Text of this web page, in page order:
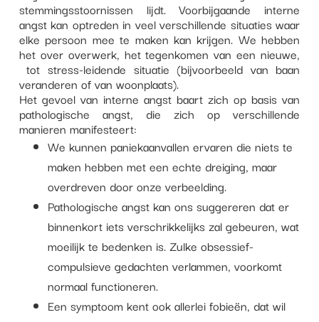
stemmingsstoornissen lijdt. Voorbijgaande interne
angst kan optreden in veel verschillende situaties waar
elke persoon mee te maken kan krijgen. We hebben
het over overwerk, het tegenkomen van een nieuwe,
tot stress-leidende situatie (bijvoorbeeld van baan
veranderen of van woonplaats).
Het gevoel van interne angst baart zich op basis van
pathologische angst, die zich op verschillende
manieren manifesteert:
We kunnen paniekaanvallen ervaren die niets te
maken hebben met een echte dreiging, maar
overdreven door onze verbeelding.
Pathologische angst kan ons suggereren dat er
binnenkort iets verschrikkelijks zal gebeuren, wat
moeilijk te bedenken is. Zulke obsessief-
compulsieve gedachten verlammen, voorkomt
normaal functioneren.
Een symptoom kent ook allerlei fobieën, dat wil